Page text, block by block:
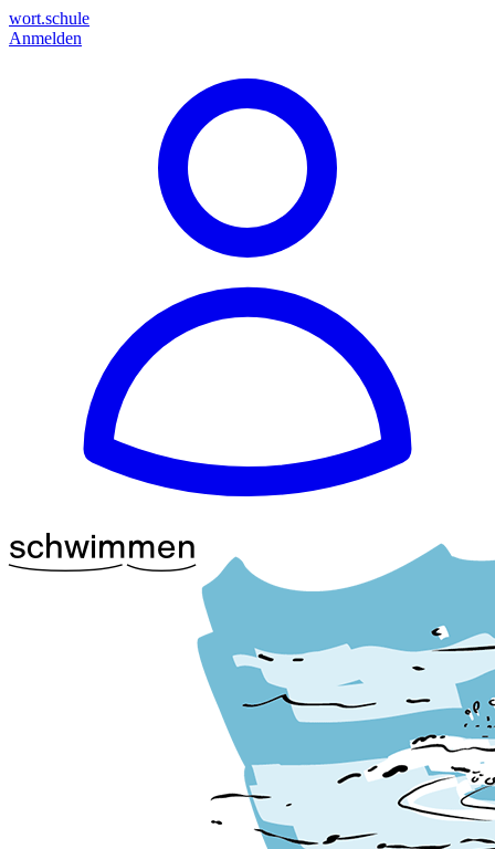
wort.schule
Anmelden
^42schwim^25men